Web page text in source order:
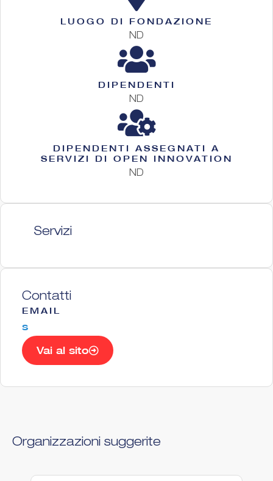
LUOGO DI FONDAZIONE
ND
DIPENDENTI
ND
DIPENDENTI ASSEGNATI A
SERVIZI DI OPEN INNOVATION
ND
Servizi
Contatti
EMAIL
s
Vai al sito
Organizzazioni suggerite